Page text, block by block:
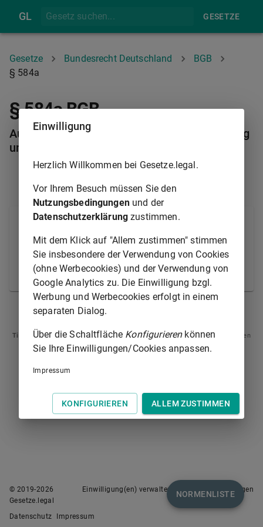
GL GESETZE
Gesetze Bundesrecht Deutschland
BGB
§ 584a
§ 584a BGB
Ausschluss bestimmter mietrechtlicher Kündig
ungsrechte
§ 584
(1) Dem Pächter steht das in § 540 Abs. 1
bestimmte Kündigungsrecht nicht zu.
(2) Der Verpächter ist nicht berechtigt, das
Pachtverhältnis nach § 580 zu kündigen.
§ 584
Tipp
: Swipen Sie auf dem Bildschirm links oder rechts zur Navigation zwischen
Normen.
NORMENLISTE
© 2019-2026
Gesetze.legal
Einwilligung(en) verwalten Nutzungsbedingungen
Datenschutz Impressum
Einwilligung
Herzlich Willkommen bei Gesetze.legal.
Vor Ihrem Besuch müssen Sie den
Nutzungsbedingungenund der
Datenschutzerklärung zustimmen.
Mit dem Klick auf "Allem zustimmen" stimmen
Sie insbesondere der Verwendung von Cookies
(ohne Werbecookies) und der Verwendung von
Google Analytics zu. Die Einwilligung bzgl.
Werbung und Werbecookies erfolgt in einem
separaten Dialog.
Über die Schaltfläche Konfigurierenkönnen
Sie Ihre Einwilligungen/Cookies anpassen.
Impressum
KONFIGURIEREN ALLEM ZUSTIMMEN